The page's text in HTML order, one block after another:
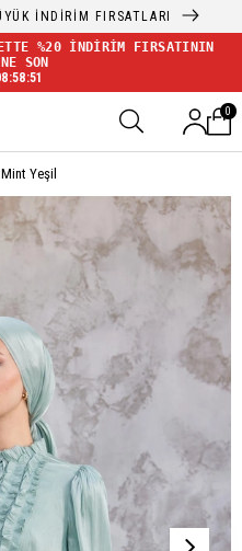
İNDİRİM FIRSATLARI
%20 İNDİRİM FIRSATININ
SON
0
Yeşil